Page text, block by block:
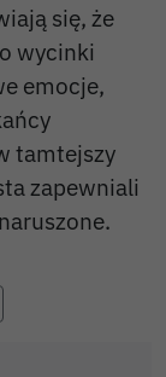
się, że
wycinki
emocje,
tamtejszy
zapewniali